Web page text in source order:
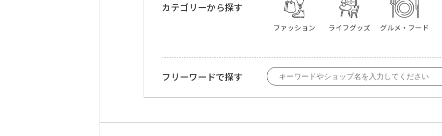
カテゴリーから探す
ファッション ライフグッズ グルメ・フード
フリーワードで探す